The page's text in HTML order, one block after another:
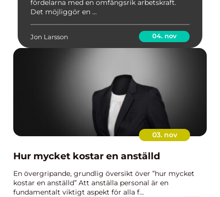
fördelarna med en omfångsrik arbetskraft.
Det möjliggör en ...
Jon Larsson 04. nov
03. nov
Hur mycket kostar en anställd
En övergripande, grundlig översikt över ”hur mycket
kostar en anställd” Att anställa personal är en
fundamentalt viktigt aspekt för alla f...